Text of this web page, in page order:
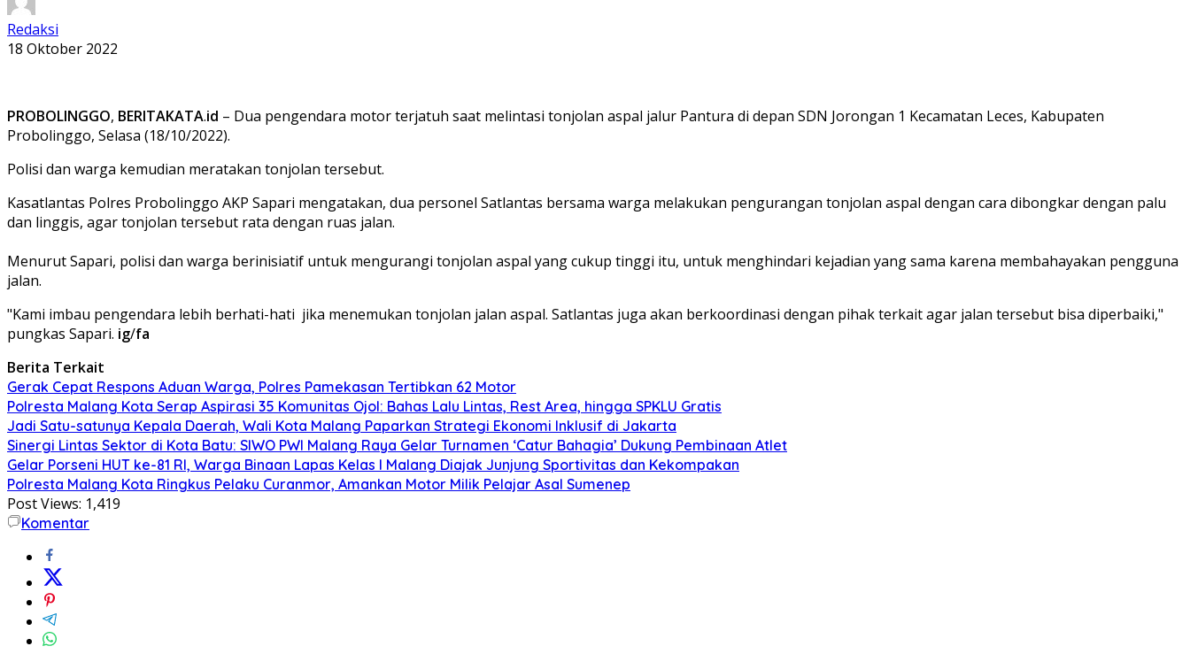
Redaksi
18 Oktober 2022
PROBOLINGGO, BERITAKATA.id – Dua pengendara motor terjatuh saat melintasi tonjolan aspal jalur Pantura di depan SDN Jorongan 1 Kecamatan Leces, Kabupaten
Probolinggo, Selasa (18/10/2022).
Polisi dan warga kemudian meratakan tonjolan tersebut.
Kasatlantas Polres Probolinggo AKP Sapari mengatakan, dua personel Satlantas bersama warga melakukan pengurangan tonjolan aspal dengan cara dibongkar dengan palu
dan linggis, agar tonjolan tersebut rata dengan ruas jalan.
Menurut Sapari, polisi dan warga berinisiatif untuk mengurangi tonjolan aspal yang cukup tinggi itu, untuk menghindari kejadian yang sama karena membahayakan pengguna
jalan.
"Kami imbau pengendara lebih berhati-hati jika menemukan tonjolan jalan aspal. Satlantas juga akan berkoordinasi dengan pihak terkait agar jalan tersebut bisa diperbaiki,"
pungkas Sapari. ig/fa
Berita Terkait
Gerak Cepat Respons Aduan Warga, Polres Pamekasan Tertibkan 62 Motor
Polresta Malang Kota Serap Aspirasi 35 Komunitas Ojol: Bahas Lalu Lintas, Rest Area, hingga SPKLU Gratis
Jadi Satu-satunya Kepala Daerah, Wali Kota Malang Paparkan Strategi Ekonomi Inklusif di Jakarta
Sinergi Lintas Sektor di Kota Batu: SIWO PWI Malang Raya Gelar Turnamen ‘Catur Bahagia’ Dukung Pembinaan Atlet
Gelar Porseni HUT ke-81 RI, Warga Binaan Lapas Kelas I Malang Diajak Junjung Sportivitas dan Kekompakan
Polresta Malang Kota Ringkus Pelaku Curanmor, Amankan Motor Milik Pelajar Asal Sumenep
Post Views: 1,419
Komentar